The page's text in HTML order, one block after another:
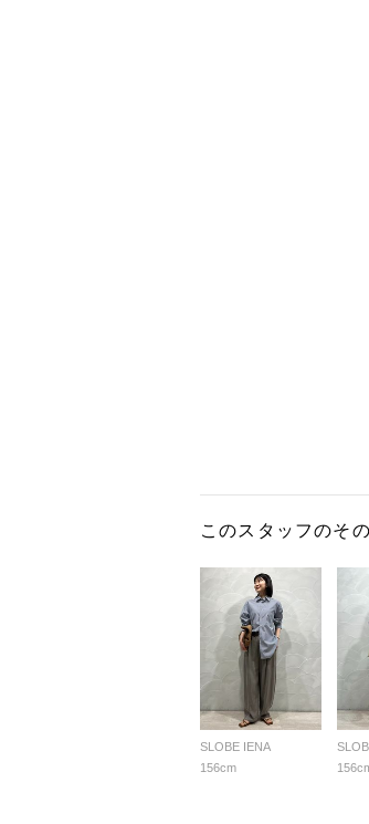
このスタッフのそ
SLOBE IENA
156cm